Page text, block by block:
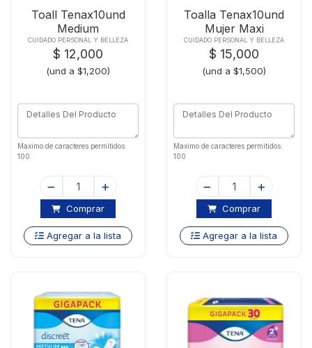
Toall Tenax10und
Medium
CUIDADO PERSONAL Y BELLEZA
$ 12,000
(und a $1,200)
Maximo de caracteres permitidos:
100
Comprar
Agregar a la lista
Toalla Tenax10und
Mujer Maxi
CUIDADO PERSONAL Y BELLEZA
$ 15,000
(und a $1,500)
Maximo de caracteres permitidos:
100
Comprar
Agregar a la lista